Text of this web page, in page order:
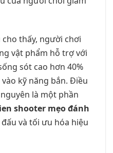
thấy, người chơi
vật phẩm hỗ trợ với
sót cao hơn 40%
kỹ năng bắn. Điều
là một phần
shooter mẹo đánh
và tối ưu hóa hiệu